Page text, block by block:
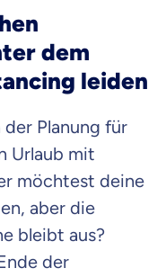
dem
leiden
Planung für
Urlaub mit
möchtest deine
aber die
bleibt aus?
der